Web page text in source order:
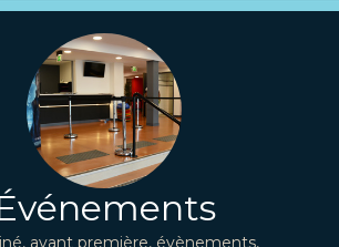
avant première, évènements,